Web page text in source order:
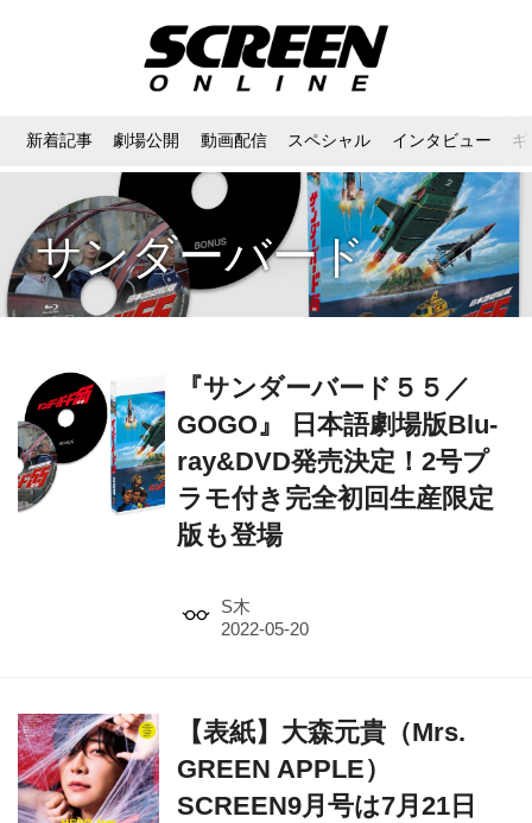
新着記事 劇場公開 動画配信 スペシャル インタビュー
サンダーバード
『サンダーバード５５／
GOGO』 日本語劇場版Blu-
ray&DVD発売決定！2号プ
ラモ付き完全初回生産限定
版も登場
S木
【表紙】大森元貴（Mrs.
GREEN APPLE）
SCREEN9月号は7月21日